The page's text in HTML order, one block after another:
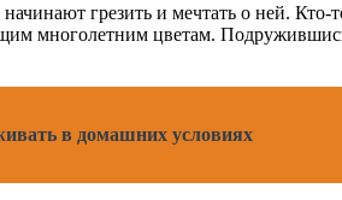
грезить и мечтать о ней. Кто-
многолетним цветам.
в домашних условиях